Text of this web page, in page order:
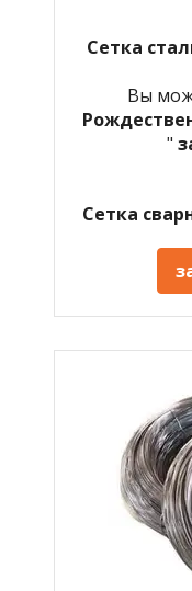
Сетка
Вы
"
Сетка